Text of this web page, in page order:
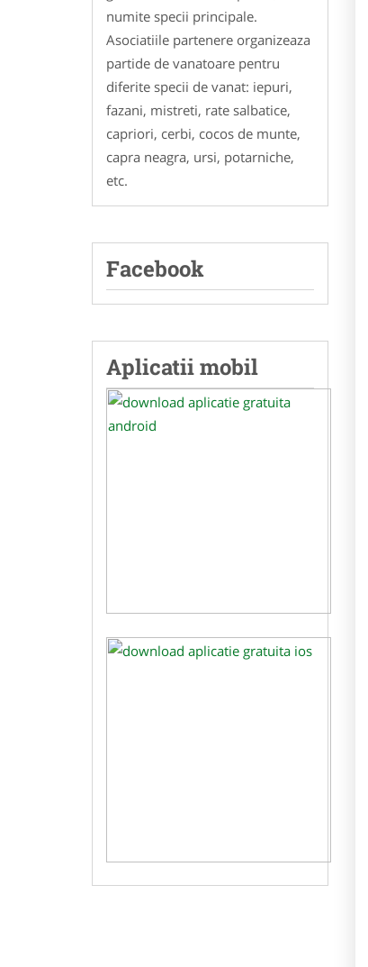
numite specii principale.
Asociatiile partenere organizeaza
partide de vanatoare pentru
diferite specii de vanat: iepuri,
fazani, mistreti, rate salbatice,
capriori, cerbi, cocos de munte,
capra neagra, ursi, potarniche,
etc.
Facebook
Aplicatii mobil